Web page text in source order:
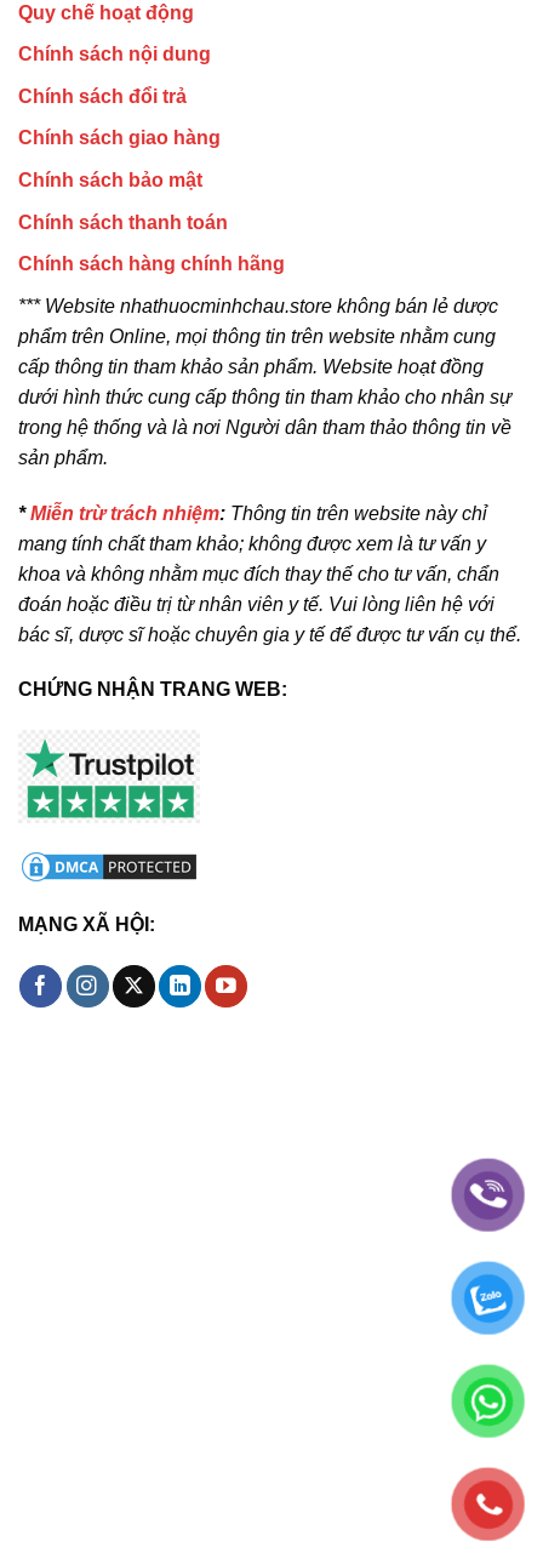
Quy chế hoạt động
Chính sách nội dung
Chính sách đổi trả
Chính sách giao hàng
Chính sách bảo mật
Chính sách thanh toán
Chính sách hàng chính hãng
*** Website nhathuocminhchau.store không bán lẻ dược
phẩm trên Online, mọi thông tin trên website nhằm cung
cấp thông tin tham khảo sản phẩm. Website hoạt đồng
dưới hình thức cung cấp thông tin tham khảo cho nhân sự
trong hệ thống và là nơi Người dân tham thảo thông tin về
sản phẩm.
*Miễn trừ trách nhiệm: Thông tin trên website này chỉ
mang tính chất tham khảo; không được xem là tư vấn y
khoa và không nhằm mục đích thay thế cho tư vấn, chẩn
đoán hoặc điều trị từ nhân viên y tế. Vui lòng liên hệ với
bác sĩ, dược sĩ hoặc chuyên gia y tế để được tư vấn cụ thể.
CHỨNG NHẬN TRANG WEB:
MẠNG XÃ HỘI: